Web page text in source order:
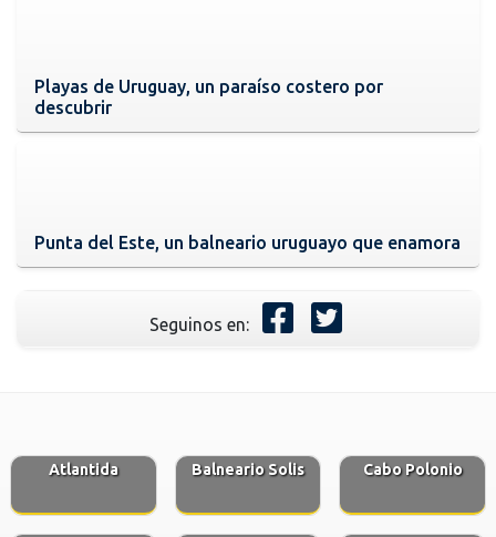
Playas de Uruguay, un paraíso costero por
descubrir
Punta del Este, un balneario uruguayo que enamora
Seguinos en:
Atlantida Balneario Solis Cabo Polonio